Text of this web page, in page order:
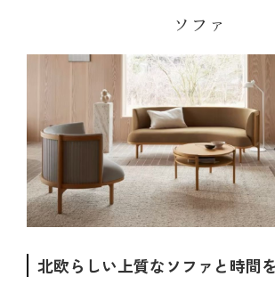
ソファ
北欧らしい上質なソファと時間を